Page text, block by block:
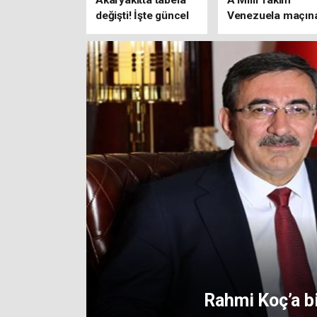
değişti! İşte güncel
fiyatlar
Venezuela
hazır
Kaliteli uyku